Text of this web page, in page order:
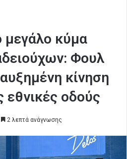
μεγάλο κύμα
Φουλ
κίνηση
εθνικές οδούς
2 λεπτά ανάγνωσης